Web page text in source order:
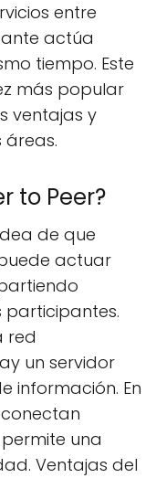
entre
actúa
tiempo. Este
más popular
ventajas y
áreas.
to Peer?
de que
actuar
participantes.
red
un servidor
información. En
una
Ventajas del